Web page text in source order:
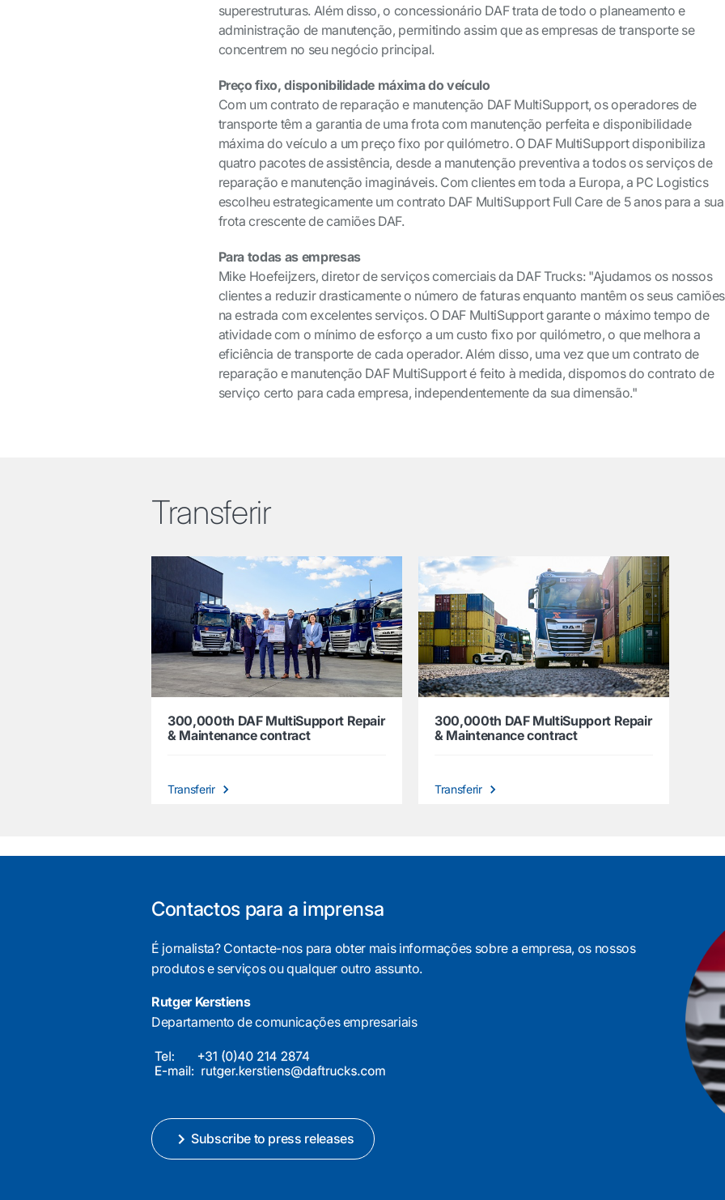
superestruturas. Além disso, o concessionário DAF trata de todo o planeamento e
administração de manutenção, permitindo assim que as empresas de transporte se
concentrem no seu negócio principal.
Preço fixo, disponibilidade máxima do veículo
Com um contrato de reparação e manutenção DAF MultiSupport, os operadores de
transporte têm a garantia de uma frota com manutenção perfeita e disponibilidade
máxima do veículo a um preço fixo por quilómetro. O DAF MultiSupport disponibiliza
quatro pacotes de assistência, desde a manutenção preventiva a todos os serviços de
reparação e manutenção imagináveis. Com clientes em toda a Europa, a PC Logistics
escolheu estrategicamente um contrato DAF MultiSupport Full Care de 5 anos para a sua
frota crescente de camiões DAF.
Para todas as empresas
Mike Hoefeijzers, diretor de serviços comerciais da DAF Trucks: "Ajudamos os nossos
clientes a reduzir drasticamente o número de faturas enquanto mantêm os seus camiões
na estrada com excelentes serviços. O DAF MultiSupport garante o máximo tempo de
atividade com o mínimo de esforço a um custo fixo por quilómetro, o que melhora a
eficiência de transporte de cada operador. Além disso, uma vez que um contrato de
reparação e manutenção DAF MultiSupport é feito à medida, dispomos do contrato de
serviço certo para cada empresa, independentemente da sua dimensão."
Transferir
300,000th DAF MultiSupport Repair
& Maintenance contract
Transferir
300,000th DAF MultiSupport Repair
& Maintenance contract
Transferir
Contactos para a imprensa
É jornalista? Contacte-nos para obter mais informações sobre a empresa, os nossos
produtos e serviços ou qualquer outro assunto.
Rutger Kerstiens
Departamento de comunicações empresariais
Subscribe to press releases